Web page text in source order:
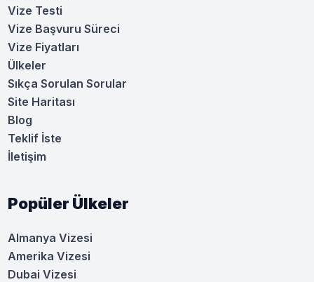
Vize Testi
Vize Başvuru Süreci
Vize Fiyatları
Ülkeler
Sıkça Sorulan Sorular
Site Haritası
Blog
Teklif İste
İletişim
Popüler Ülkeler
Almanya Vizesi
Amerika Vizesi
Dubai Vizesi